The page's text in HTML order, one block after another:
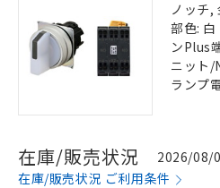
ノッチ,
部色:
ンPlus
ニット/
ランプ
在庫/販売状況
2026/08/
在庫/販売状況 ご利用条件